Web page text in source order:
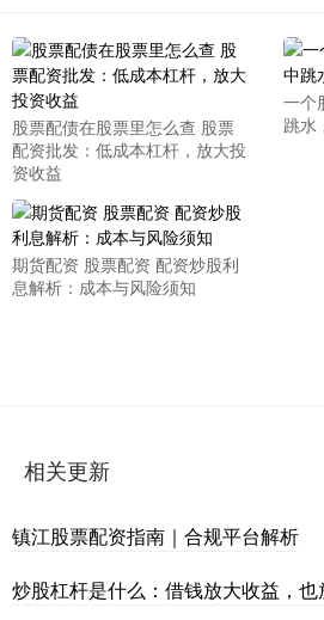
股票配债在股票里怎么查 股票
配资批发：低成本杠杆，放大投
资收益
一个
跳水
期货配资 股票配资 配资炒股利
息解析：成本与风险须知
相关更新
镇江股票配资指南｜合规平台解析
炒股杠杆是什么：借钱放大收益，也